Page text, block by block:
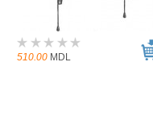
510.00 MDL